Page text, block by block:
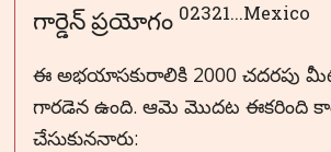
గార్డెన్ ప్రయోగం 02321...Mexico
ఈ అభయాసకురాలికి 2000 చదరపు
గారడెన ఉంది. ఆమె మొదట ఈకరింది
చేసుకుననారు: